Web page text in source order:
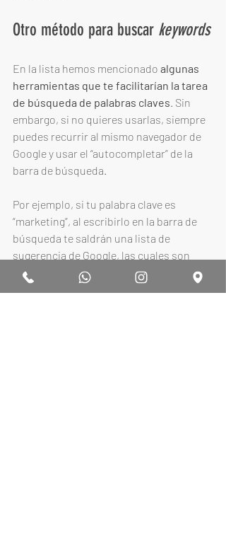
Otro método para buscar keywords
En la lista hemos mencionado algunas
herramientas que te facilitarían la tarea
de búsqueda de palabras claves. Sin
embargo, si no quieres usarlas, siempre
puedes recurrir al mismo navegador de
Google y usar el “autocompletar” de la
barra de búsqueda.
Por ejemplo, si tu palabra clave es
“marketing”, al escribirlo en la barra de
búsqueda te saldrán una lista de
sugerencia de Google, las cuales son
palabras escritas por otros usuarios con